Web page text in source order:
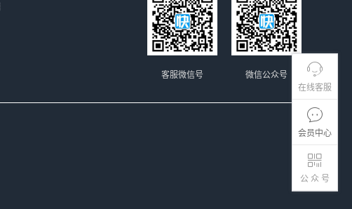
在线客服
会员中心
公 众 号
微信公众号
客服微信号